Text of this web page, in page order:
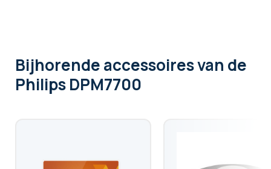
Bijhorende accessoiresvan de
Philips DPM7700